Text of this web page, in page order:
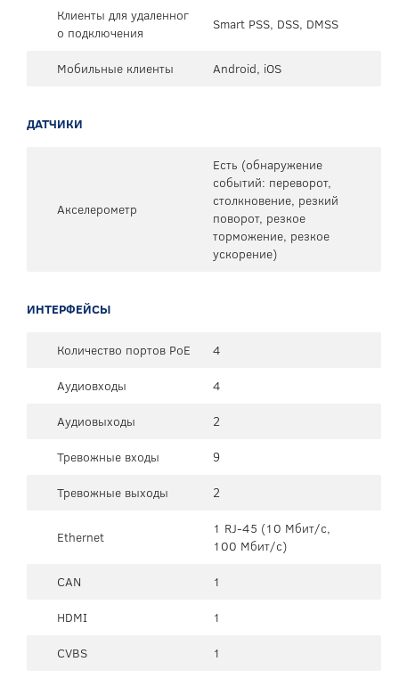
Клиенты для удаленног
о подключения
Smart PSS, DSS, DMSS
Мобильные клиенты Android, iOS
ДАТЧИКИ
Акселерометр
Есть (обнаружение
событий: переворот,
столкновение, резкий
поворот, резкое
торможение, резкое
ускорение)
ИНТЕРФЕЙСЫ
Количество портов PoE
4
Аудиовходы
4
Аудиовыходы
2
Тревожные входы
9
Тревожные выходы
2
Ethernet
1 RJ-45 (10 Мбит/с,
100 Мбит/с)
CAN
1
HDMI
1
CVBS
1